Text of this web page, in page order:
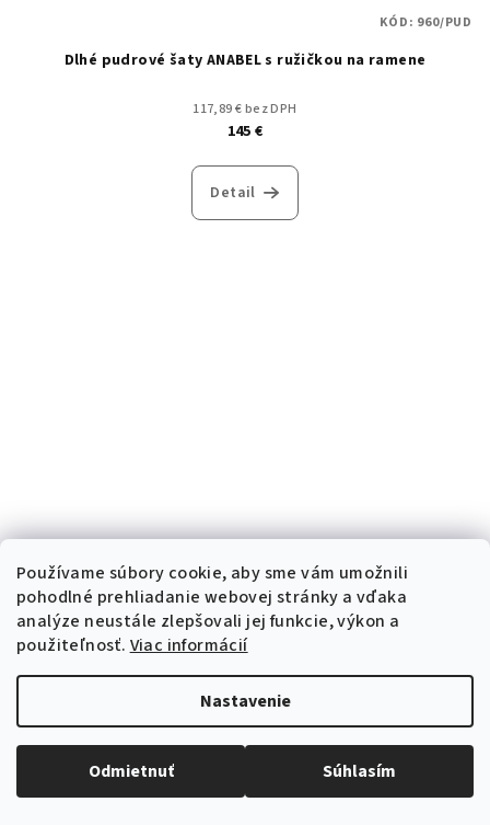
Používame súbory cookie, aby sme vám umožnili
pohodlné prehliadanie webovej stránky a vďaka
analýze neustále zlepšovali jej funkcie, výkon a
použiteľnosť. Viac informácií
Nastavenie
Odmietnuť Súhlasím
Dlhé pudrové šaty ANABEL s ružičkou na ramene
117,89 € bez DPH
145 €
Detail
KÓD: 960/PUD